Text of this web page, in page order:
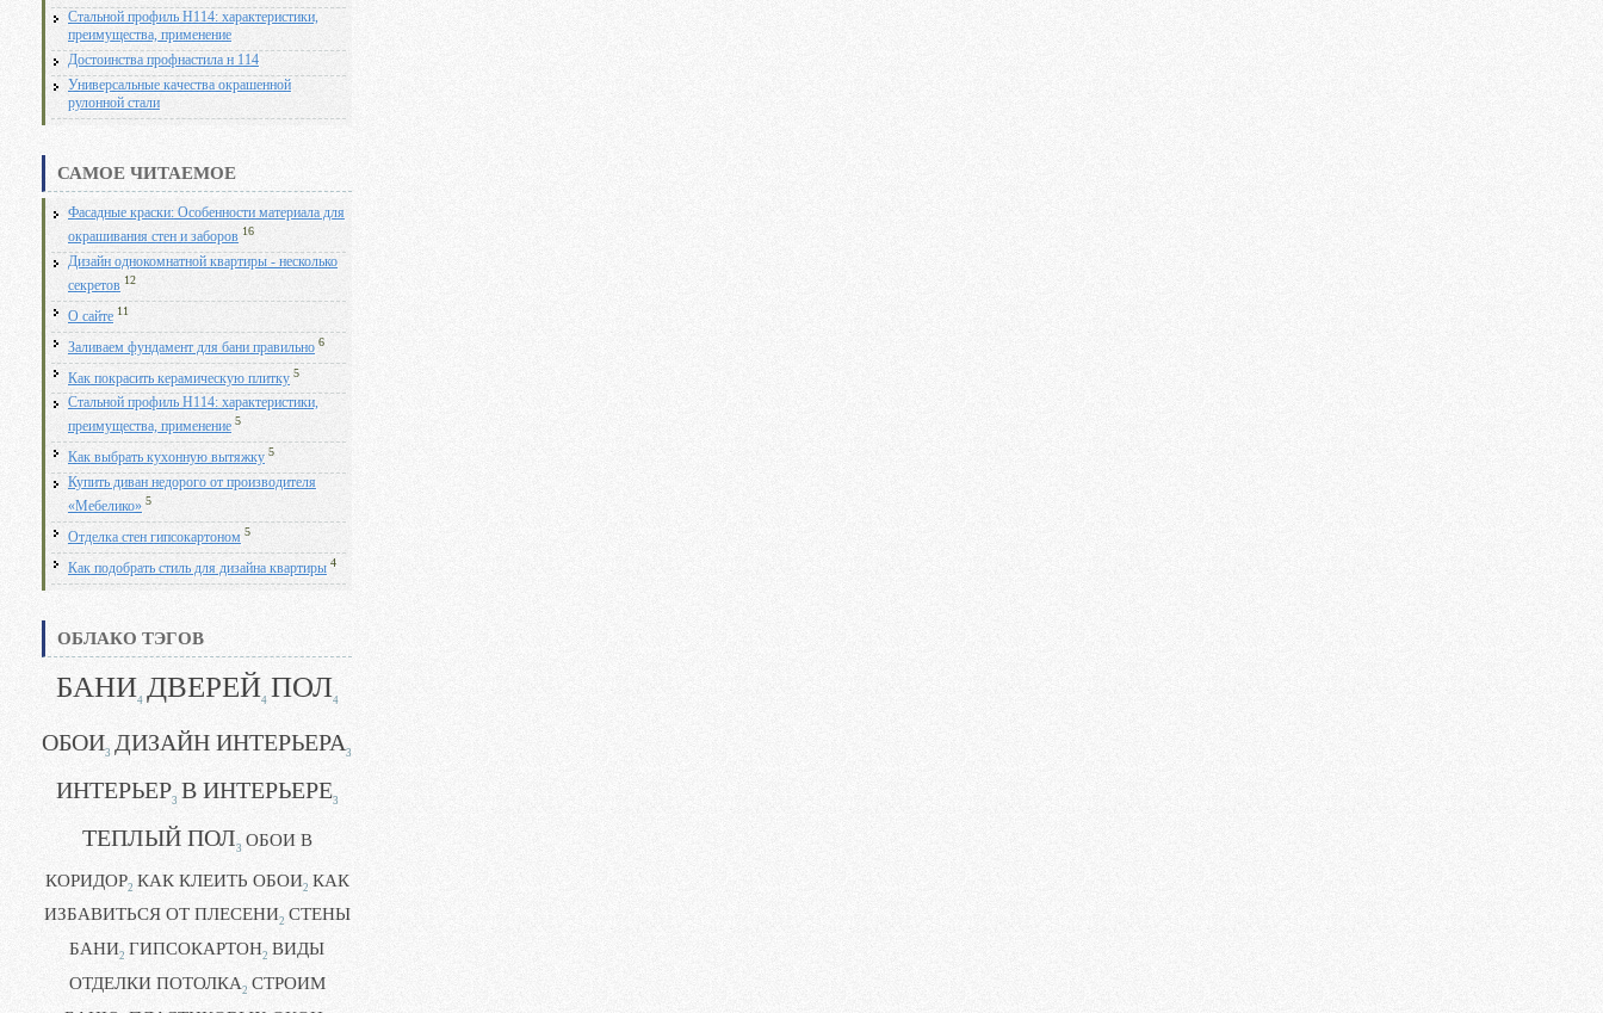
Стальной профиль Н114: характеристики,
преимущества, применение
Достоинства профнастила н 114
Универсальные качества окрашенной
рулонной стали
САМОЕ ЧИТАЕМОЕ
Фасадные краски: Особенности материала для
окрашивания стен и заборов 16
Дизайн однокомнатной квартиры - несколько
секретов 12
О сайте 11
Заливаем фундамент для бани правильно 6
Как покрасить керамическую плитку 5
Стальной профиль Н114: характеристики,
преимущества, применение 5
Как выбрать кухонную вытяжку 5
Купить диван недорого от производителя
«Мебелико» 5
Отделка стен гипсокартоном 5
Как подобрать стиль для дизайна квартиры 4
ОБЛАКО ТЭГОВ
БАНИ4 ДВЕРЕЙ4 ПОЛ4
ОБОИ3 ДИЗАЙН ИНТЕРЬЕРА3
ИНТЕРЬЕР3 В ИНТЕРЬЕРЕ3
ТЕПЛЫЙ ПОЛ3 ОБОИ В
КОРИДОР2 КАК КЛЕИТЬ ОБОИ2 КАК
ИЗБАВИТЬСЯ ОТ ПЛЕСЕНИ2 СТЕНЫ
БАНИ2 ГИПСОКАРТОН2 ВИДЫ
ОТДЕЛКИ ПОТОЛКА2 СТРОИМ